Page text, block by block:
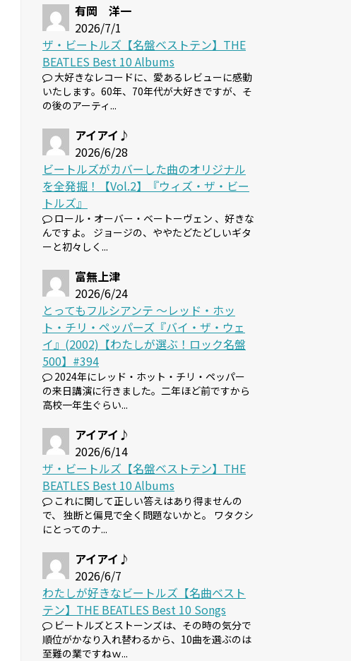
有岡 洋一
2026/7/1
ザ・ビートルズ【名盤ベストテン】THE
BEATLES Best 10 Albums
大好きなレコードに、愛あるレビューに感動
いたします。60年、70年代が大好きですが、そ
の後のアーティ...
アイアイ♪
2026/6/28
ビートルズがカバーした曲のオリジナル
を全発掘！【Vol.2】『ウィズ・ザ・ビー
トルズ』
ロール・オーバー・ベートーヴェン 、好きな
んですよ。 ジョージの、ややたどたどしいギタ
ーと初々しく...
富無上津
2026/6/24
とってもフルシアンテ 〜レッド・ホッ
ト・チリ・ペッパーズ『バイ・ザ・ウェ
イ』(2002)【わたしが選ぶ！ロック名盤
500】#394
2024年にレッド・ホット・チリ・ペッパー
の来日講演に行きました。二年ほど前ですから
高校一年生ぐらい...
アイアイ♪
2026/6/14
ザ・ビートルズ【名盤ベストテン】THE
BEATLES Best 10 Albums
これに関して正しい答えはあり得ませんの
で、 独断と偏見で全く問題ないかと。 ワタクシ
にとってのナ...
アイアイ♪
2026/6/7
わたしが好きなビートルズ【名曲ベスト
テン】THE BEATLES Best 10 Songs
ビートルズとストーンズは、その時の気分で
順位がかなり入れ替わるから、10曲を選ぶのは
至難の業ですねｗ...